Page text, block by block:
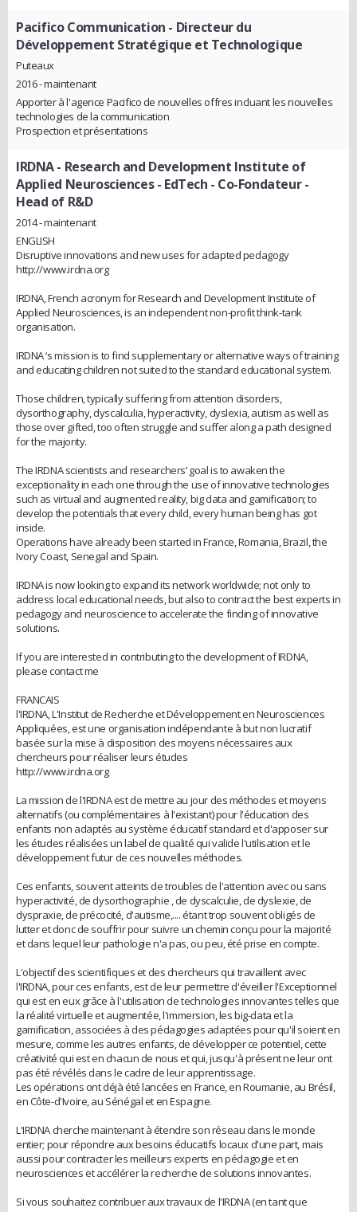
Pacifico Communication - Directeur du
Développement Stratégique et Technologique
Puteaux
2016 - maintenant
Apporter à l'agence Pacifico de nouvelles offres incluant les nouvelles
technologies de la communication
Prospection et présentations
IRDNA - Research and Development Institute of
Applied Neurosciences - EdTech - Co-Fondateur -
Head of R&D
2014 - maintenant
ENGLISH
Disruptive innovations and new uses for adapted pedagogy
http://www.irdna.org
IRDNA, French acronym for Research and Development Institute of
Applied Neurosciences, is an independent non-profit think-tank
organisation.
IRDNA ‘s mission is to find supplementary or alternative ways of training
and educating children not suited to the standard educational system.
Those children, typically suffering from attention disorders,
dysorthography, dyscalculia, hyperactivity, dyslexia, autism as well as
those over gifted, too often struggle and suffer along a path designed
for the majority.
The IRDNA scientists and researchers’ goal is to awaken the
exceptionality in each one through the use of innovative technologies
such as virtual and augmented reality, big data and gamification; to
develop the potentials that every child, every human being has got
inside.
Operations have already been started in France, Romania, Brazil, the
Ivory Coast, Senegal and Spain.
IRDNA is now looking to expand its network worldwide; not only to
address local educational needs, but also to contract the best experts in
pedagogy and neuroscience to accelerate the finding of innovative
solutions.
If you are interested in contributing to the development of IRDNA,
please contact me
FRANCAIS
l'IRDNA, L'Institut de Recherche et Développement en Neurosciences
Appliquées, est une organisation indépendante à but non lucratif
basée sur la mise à disposition des moyens nécessaires aux
chercheurs pour réaliser leurs études
http://www.irdna.org
La mission de l'IRDNA est de mettre au jour des méthodes et moyens
alternatifs (ou complémentaires à l'existant) pour l'éducation des
enfants non adaptés au système éducatif standard et d'apposer sur
les études réalisées un label de qualité qui valide l'utilisation et le
développement futur de ces nouvelles méthodes.
Ces enfants, souvent atteints de troubles de l'attention avec ou sans
hyperactivité, de dysorthographie , de dyscalculie, de dyslexie, de
dyspraxie, de précocité, d'autisme,.... étant trop souvent obligés de
lutter et donc de souffrir pour suivre un chemin conçu pour la majorité
et dans lequel leur pathologie n'a pas, ou peu, été prise en compte.
L'objectif des scientifiques et des chercheurs qui travaillent avec
l'IRDNA, pour ces enfants, ​​est de leur permettre d'éveiller l'Exceptionnel
qui est en eux grâce à l'utilisation de technologies innovantes telles que
la réalité virtuelle et augmentée, l'immersion, les big-data et la
gamification, associées à des pédagogies adaptées pour qu'il soient en
mesure, comme les autres enfants, de développer ce potentiel, cette
créativité qui est en chacun de nous et qui, jusqu'à présent ne leur ont
pas été révélés dans le cadre de leur apprentissage.
Les opérations ont déjà été lancées en France, en Roumanie, au Brésil,
en Côte-d'Ivoire, au Sénégal et en Espagne.
L'IRDNA ​​cherche maintenant à étendre son réseau dans le monde
entier; pour répondre aux besoins éducatifs locaux d'une part, mais
aussi pour contracter les meilleurs experts en pédagogie et en
neurosciences et accélérer la recherche de solutions innovantes.
Si vous souhaitez contribuer aux travaux de l'IRDNA (en tant que